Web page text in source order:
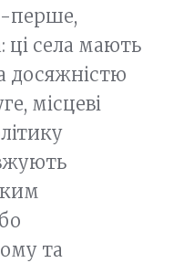
перше,
ці села мають
досяжністю
місцеві
та